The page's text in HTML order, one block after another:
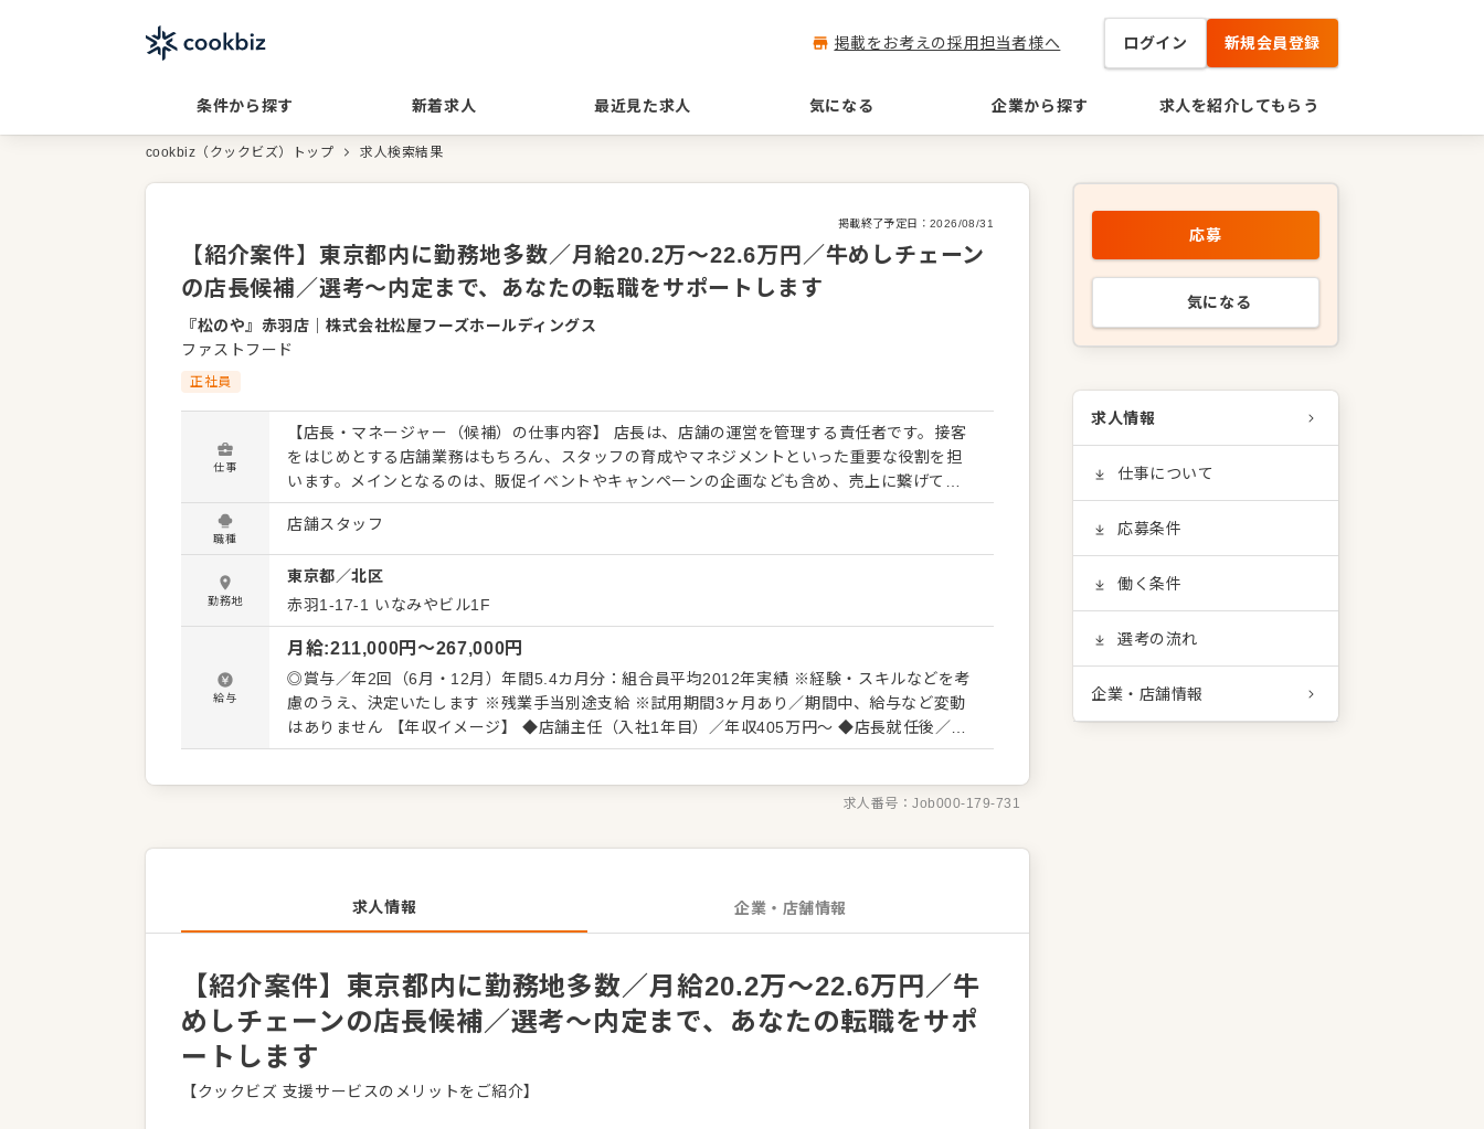
掲載をお考えの採用担当者様へ ログイン 新規会員登録
条件から探す 新着求人 最近見た求人 気になる 企業から探す 求人を紹介してもらう
cookbiz（クックビズ）トップ 求人検索結果
掲載終了予定日： 2026/08/31
【紹介案件】東京都内に勤務地多数／月給20.2万～22.6万円／牛めしチェーン
の店長候補／選考～内定まで、あなたの転職をサポートします
『松のや』赤羽店 ｜株式会社松屋フーズホールディングス
ファストフード
正社員
仕事
【店長・マネージャー（候補）の仕事内容】 店長は、店舗の運営を管理する責任者です。接客
をはじめとする店舗業務はもちろん、スタッフの育成やマネジメントといった重要な役割を担
います。メインとなるのは、販促イベントやキャンペーンの企画なども含め、売上に繋げてい
くことです。 全体のオペレーション改善などもお任せしますので、あなたならではのアイデア
を積極的に発信してください。 【具体的には…】 ・ホール、キッチンの全体管理 ・予約管
理、電話対応 ・接客、サービス全般 ・売上管理、在庫管理 ・スタッフの育成やマネジメン
ト、シフト管理 など 入社後はスキルに合わせた業務からお任せしますので、徐々に仕事の幅
を広げていきましょう。成長をしっかりサポートしますので、経験に関わらず安心してスター
トできる環境です。 ゆくゆくはさらにステップアップなどめざせます。
職種
店舗スタッフ
勤務地
東京都／北区
赤羽1-17-1 いなみやビル1F
給与
月給:211,000円〜267,000円
◎賞与／年2回（6月・12月）年間5.4カ月分：組合員平均2012年実績 ※経験・スキルなどを考
慮のうえ、決定いたします ※残業手当別途支給 ※試用期間3ヶ月あり／期間中、給与など変動
はありません 【年収イメージ】 ◆店舗主任（入社1年目）／年収405万円～ ◆店長就任後／年
収480万円～589万円（賞与 年2回、役職手当を含む） 【給与テーブル】 ◆月給19万7,000円
求人番号：Job000-179-731
求人情報 企業・店舗情報
【紹介案件】東京都内に勤務地多数／月給20.2万～22.6万円／牛
めしチェーンの店長候補／選考～内定まで、あなたの転職をサポ
ートします
【クックビズ 支援サービスのメリットをご紹介】
応募
気になる
求人情報
仕事について
応募条件
働く条件
選考の流れ
企業・店舗情報